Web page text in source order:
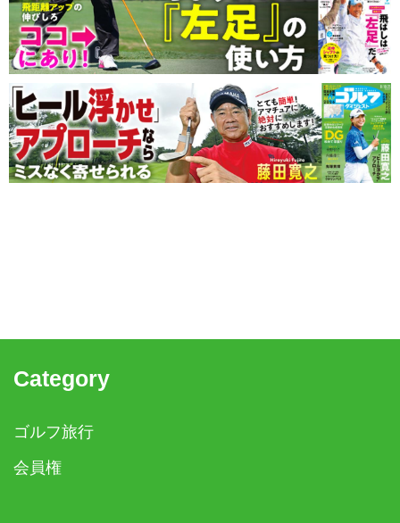
Category
ゴルフ旅行
会員権